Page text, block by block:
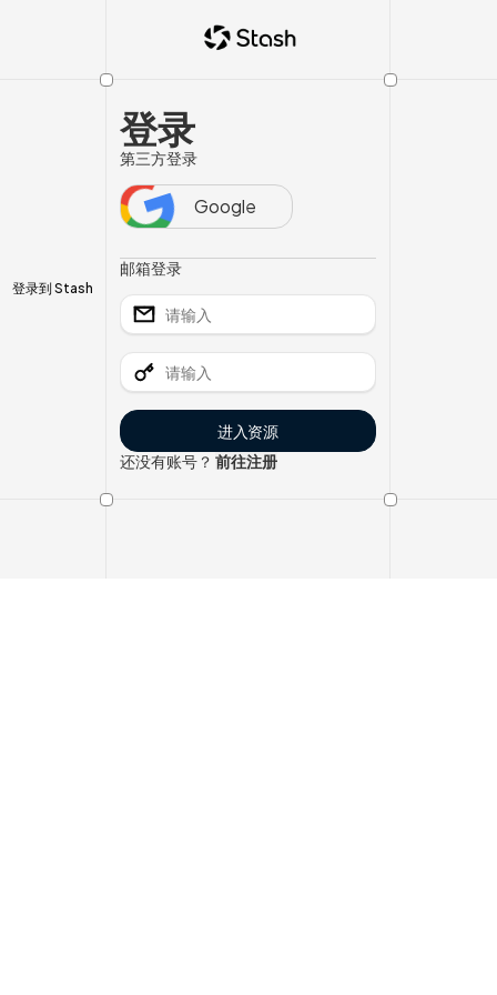
登录到 Stash
登录
第三方登录
Google
邮箱登录
进入资源
还没有账号？ 前往注册